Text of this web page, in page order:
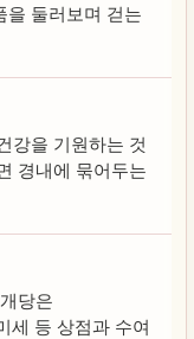
을 둘러보며 걷는
강을 기원하는 것
경내에 묶어두는
당은
등 상점과 수여